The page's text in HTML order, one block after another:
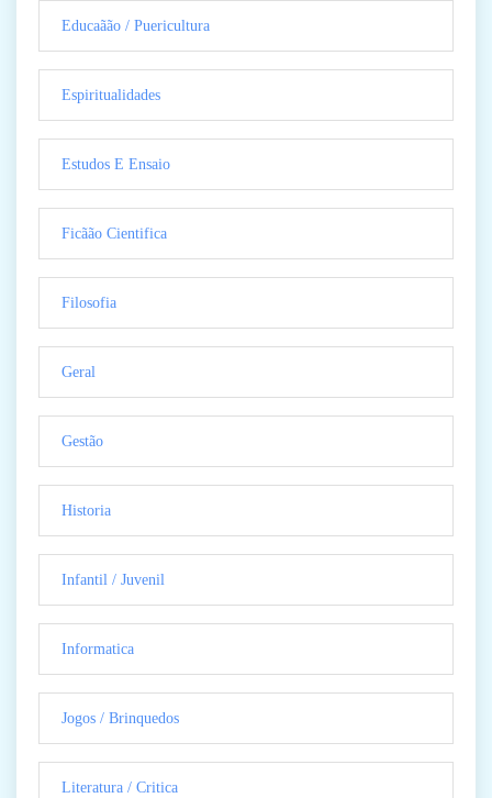
Educaãão / Puericultura
Espiritualidades
Estudos E Ensaio
Ficãão Cientifica
Filosofia
Geral
Gestão
Historia
Infantil / Juvenil
Informatica
Jogos / Brinquedos
Literatura / Critica